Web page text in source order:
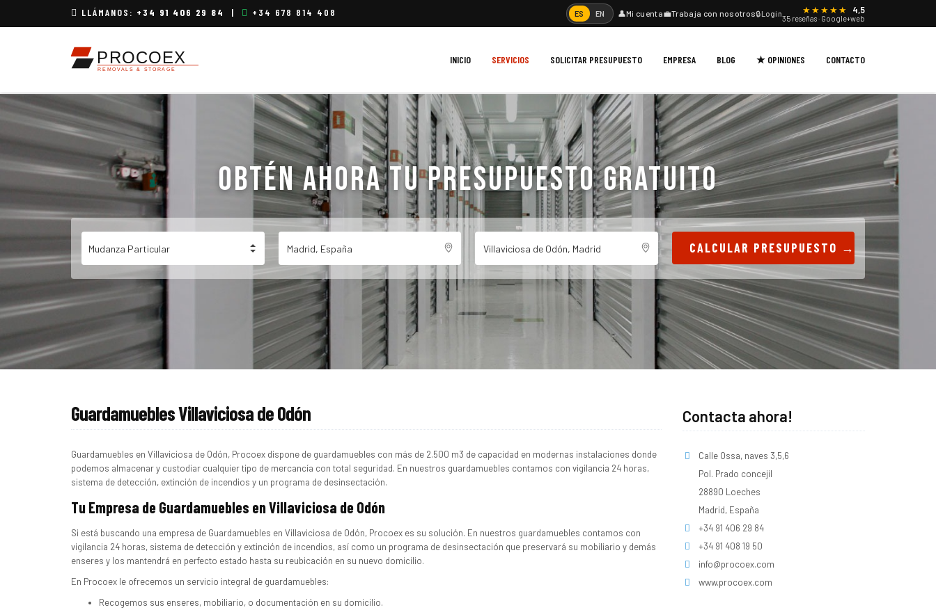
LLÁMANOS: +34 91 406 29 84 | +34 678 814 408 ES EN 👤Mi cuenta💼Trabaja con nosotros🔒Login ★★★★★ 4,5
35 reseñas · Google+web
INICIO SERVICIOS SOLICITAR PRESUPUESTO EMPRESA BLOG ★ OPINIONES CONTACTO
OBTÉN AHORA TU PRESUPUESTO GRATUITO
CALCULAR PRESUPUESTO →
Guardamuebles Villaviciosa de Odón
Guardamuebles en Villaviciosa de Odón, Procoex dispone de guardamuebles con más de 2.500 m3 de capacidad en modernas instalaciones donde
podemos almacenar y custodiar cualquier tipo de mercancía con total seguridad. En nuestros guardamuebles contamos con vigilancia 24 horas,
sistema de detección, extinción de incendios y un programa de desinsectación.
Tu Empresa de Guardamuebles en Villaviciosa de Odón
Si está buscando una empresa de Guardamuebles en Villaviciosa de Odón, Procoex es su solución. En nuestros guardamuebles contamos con
vigilancia 24 horas, sistema de detección y extinción de incendios, así como un programa de desinsectación que preservará su mobiliario y demás
enseres y los mantendrá en perfecto estado hasta su reubicación en su nuevo domicilio.
En Procoex le ofrecemos un servicio integral de guardamuebles:
Recogemos sus enseres, mobiliario, o documentación en su domicilio.
Contacta ahora!
Calle Ossa, naves 3,5,6
Pol. Prado concejil
28890 Loeches
Madrid, España
+34 91 406 29 84
+34 91 408 19 50
info@procoex.com
www.procoex.com